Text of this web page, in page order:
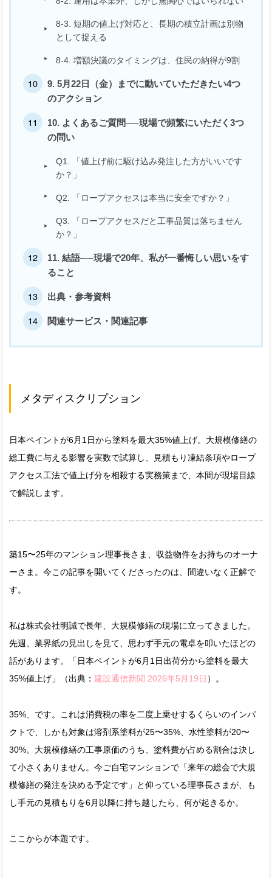
8-3. 短期の値上げ対応と、長期の積立計画は別物
として捉える
8-4. 増額決議のタイミングは、住民の納得が9割
9. 5月22日（金）までに動いていただきたい4つ
のアクション
10. よくあるご質問──現場で頻繁にいただく3つ
の問い
Q1. 「値上げ前に駆け込み発注した方がいいです
か？」
Q2. 「ロープアクセスは本当に安全ですか？」
Q3. 「ロープアクセスだと工事品質は落ちません
か？」
11. 結語──現場で20年、私が一番悔しい思いをす
ること
出典・参考資料
関連サービス・関連記事
メタディスクリプション
日本ペイントが6月1日から塗料を最大35%値上げ。大規模修繕の
総工費に与える影響を実数で試算し、見積もり凍結条項やロープ
アクセス工法で値上げ分を相殺する実務策まで、本間が現場目線
で解説します。
築15〜25年のマンション理事長さま、収益物件をお持ちのオーナ
ーさま。今この記事を開いてくださったのは、間違いなく正解で
す。
私は株式会社明誠で長年、大規模修繕の現場に立ってきました。
先週、業界紙の見出しを見て、思わず手元の電卓を叩いたほどの
話があります。「日本ペイントが6月1日出荷分から塗料を最大
35%値上げ」（出典： 建設通信新聞 2026年5月19日 ）。
35%、です。これは消費税の率を二度上乗せするくらいのインパ
クトで、しかも対象は溶剤系塗料が25〜35%、水性塗料が20〜
30%。大規模修繕の工事原価のうち、塗料費が占める割合は決し
て小さくありません。今ご自宅マンションで「来年の総会で大規
模修繕の発注を決める予定です」と仰っている理事長さまが、も
し手元の見積もりを6月以降に持ち越したら、何が起きるか。
ここからが本題です。